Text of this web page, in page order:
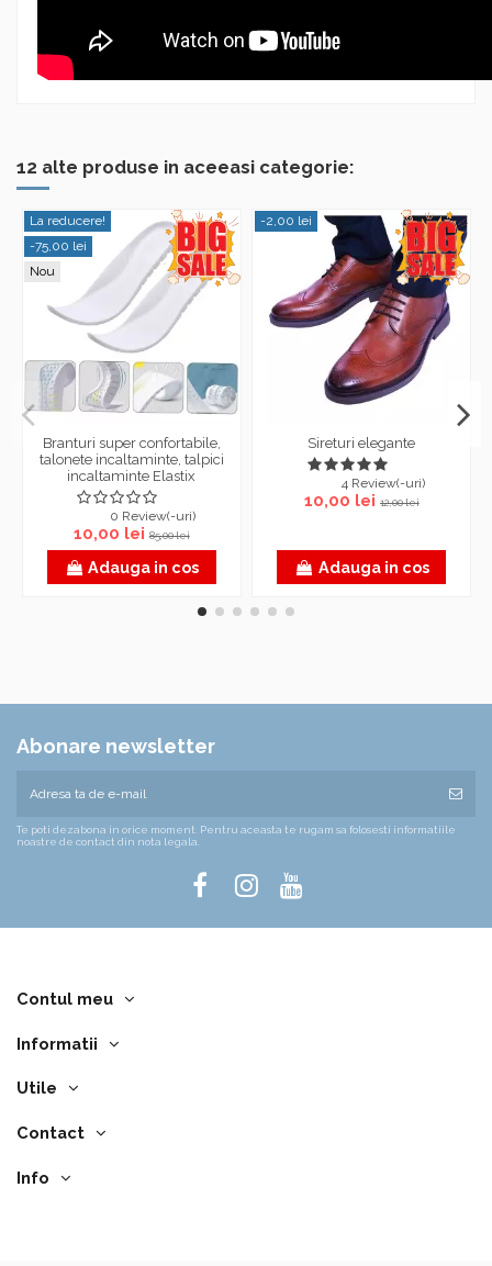
12 alte produse in aceeasi categorie:
La reducere!
-75,00 lei
Nou
Branturi super confortabile,
talonete incaltaminte, talpici
incaltaminte Elastix
0 Review(-uri)
10,00 lei85,00 lei
Adauga in cos
-2,00 lei
Sireturi elegante
4 Review(-uri)
10,00 lei 12,00 lei
Adauga in cos
Abonare newsletter
Te poti dezabona in orice moment. Pentru aceasta te rugam sa folosesti informatiile
noastre de contact din nota legala.
Contul meu
Informatii
Utile
Contact
Info